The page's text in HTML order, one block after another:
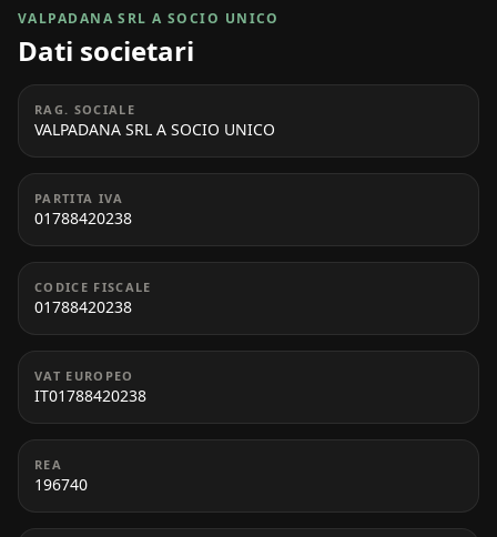
VALPADANA SRL A SOCIO UNICO
Dati societari
RAG. SOCIALE
VALPADANA SRL A SOCIO UNICO
PARTITA IVA
01788420238
CODICE FISCALE
01788420238
VAT EUROPEO
IT01788420238
REA
196740